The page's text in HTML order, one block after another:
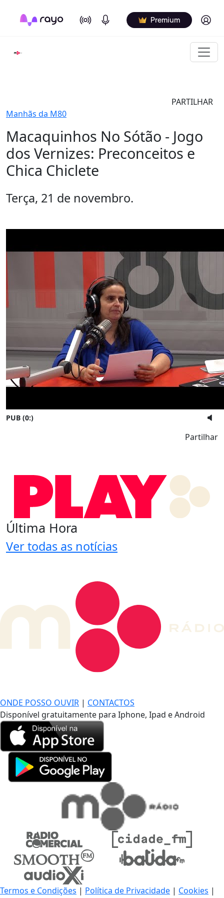
On Air Podcasts Premium Log in
PARTILHAR
Manhãs da M80
Macaquinhos No Sótão - Jogo
dos Vernizes: Preconceitos e
Chica Chiclete
Terça, 21 de novembro.
PUB (0:)
Partilhar
Última Hora
Ver todas as notícias
ONDE POSSO OUVIR | CONTACTOS
Disponível gratuitamente para Iphone, Ipad e Android
Termos e Condições | Política de Privacidade | Cookies |